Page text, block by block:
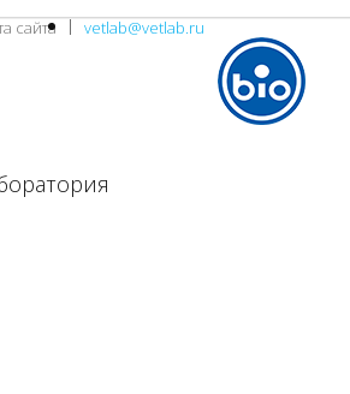
сайта vetlab@vetlab.ru